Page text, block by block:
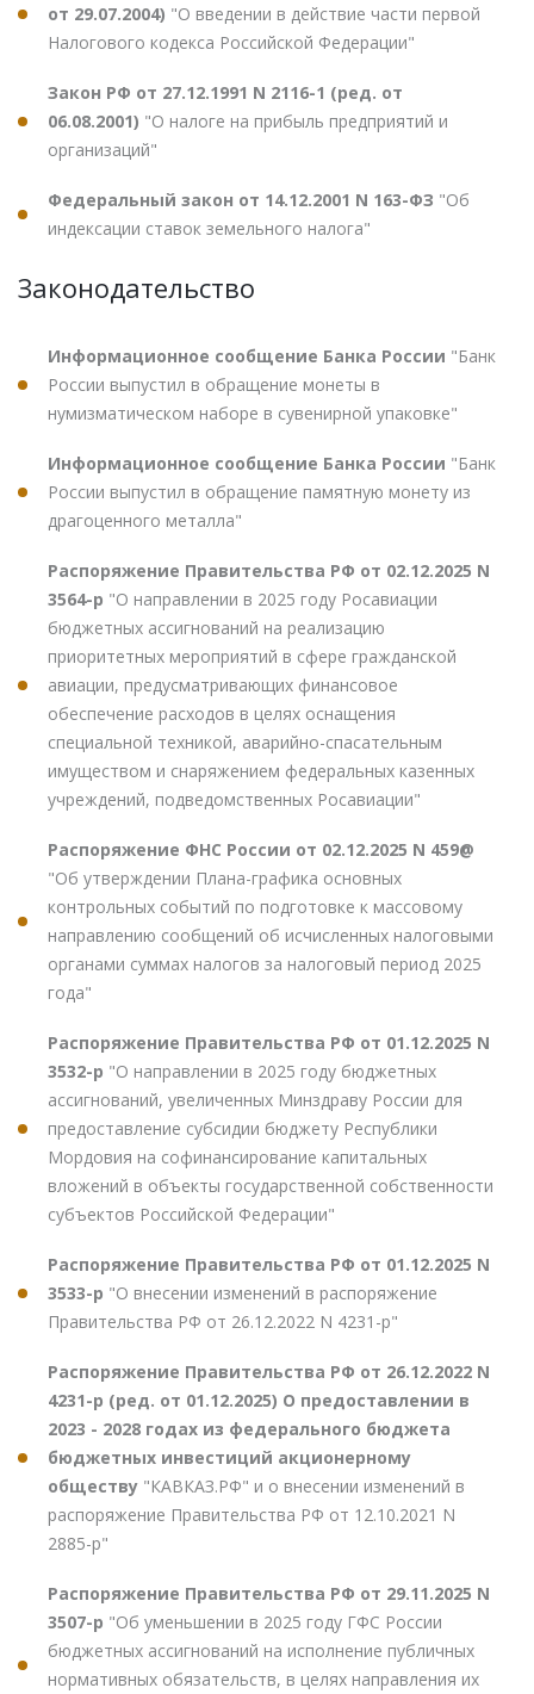
от 29.07.2004) "О введении в действие части первой
Налогового кодекса Российской Федерации"
Закон РФ от 27.12.1991 N 2116-1 (ред. от
06.08.2001) "О налоге на прибыль предприятий и
организаций"
Федеральный закон от 14.12.2001 N 163-ФЗ "Об
индексации ставок земельного налога"
Законодательство
Информационное сообщение Банка России "Банк
России выпустил в обращение монеты в
нумизматическом наборе в сувенирной упаковке"
Информационное сообщение Банка России "Банк
России выпустил в обращение памятную монету из
драгоценного металла"
Распоряжение Правительства РФ от 02.12.2025 N
3564-р "О направлении в 2025 году Росавиации
бюджетных ассигнований на реализацию
приоритетных мероприятий в сфере гражданской
авиации, предусматривающих финансовое
обеспечение расходов в целях оснащения
специальной техникой, аварийно-спасательным
имуществом и снаряжением федеральных казенных
учреждений, подведомственных Росавиации"
Распоряжение ФНС России от 02.12.2025 N 459@
"Об утверждении Плана-графика основных
контрольных событий по подготовке к массовому
направлению сообщений об исчисленных налоговыми
органами суммах налогов за налоговый период 2025
года"
Распоряжение Правительства РФ от 01.12.2025 N
3532-р "О направлении в 2025 году бюджетных
ассигнований, увеличенных Минздраву России для
предоставление субсидии бюджету Республики
Мордовия на софинансирование капитальных
вложений в объекты государственной собственности
субъектов Российской Федерации"
Распоряжение Правительства РФ от 01.12.2025 N
3533-р "О внесении изменений в распоряжение
Правительства РФ от 26.12.2022 N 4231-р"
Распоряжение Правительства РФ от 26.12.2022 N
4231-р (ред. от 01.12.2025) О предоставлении в
2023 - 2028 годах из федерального бюджета
бюджетных инвестиций акционерному
обществу "КАВКАЗ.РФ" и о внесении изменений в
распоряжение Правительства РФ от 12.10.2021 N
2885-р"
Распоряжение Правительства РФ от 29.11.2025 N
3507-р "Об уменьшении в 2025 году ГФС России
бюджетных ассигнований на исполнение публичных
нормативных обязательств, в целях направления их